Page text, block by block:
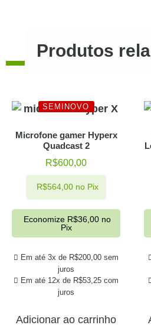
Produtos
SEMINOVO
Microfone gamer Hyperx
Quadcast 2
R$600,00
Em até 3x de R$200,00 sem
juros
Em até 12x de R$53,25 com
juros
R$564,00 no Pix
Economize R$36,00 no
Pix
Adicionar ao carrinho